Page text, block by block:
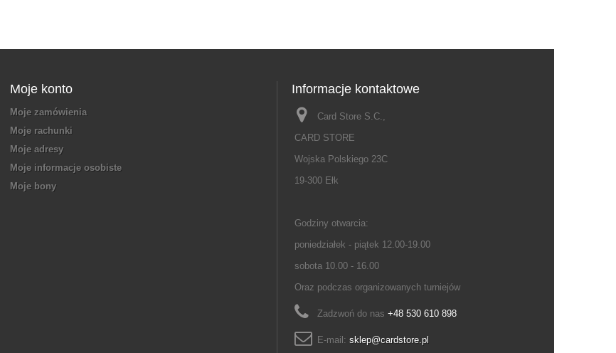
Moje konto
Moje zamówienia
Moje rachunki
Moje adresy
Moje informacje osobiste
Moje bony
Informacje kontaktowe
Card Store S.C.,
CARD STORE
Wojska Polskiego 23C
19-300 Ełk
Godziny otwarcia:
poniedziałek - piątek 12.00-19.00
sobota 10.00 - 16.00
Oraz podczas organizowanych turniejów
Zadzwoń do nas +48 530 610 898
E-mail: sklep@cardstore.pl